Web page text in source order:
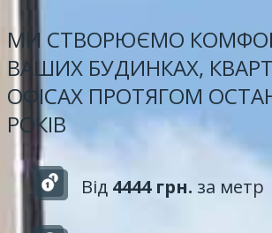
МИ СТВОРЮЄМО
ВАШИХ БУДИНКАХ,
ОФІСАХ ПРОТЯГОМ
РОКІВ
Від 4444 грн. за метр